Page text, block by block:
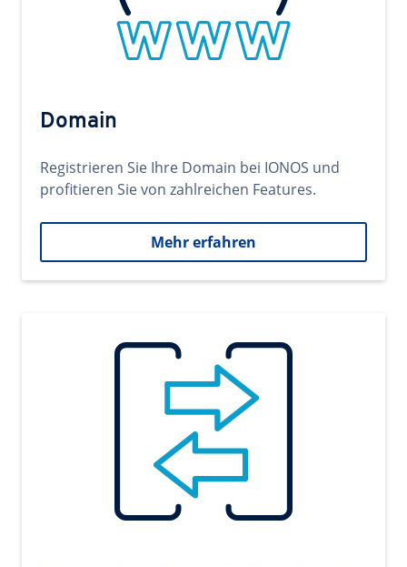
Domain
Registrieren Sie Ihre Domain bei IONOS und
profitieren Sie von zahlreichen Features.
Mehr erfahren